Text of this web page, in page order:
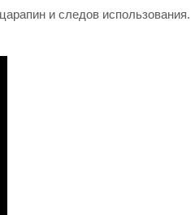
и следов использования.